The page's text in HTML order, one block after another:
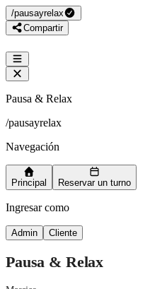
/pausayrelax
Compartir
Pausa & Relax
/pausayrelax
Navegación
Principal Reservar un turno
Ingresar como
Admin Cliente
Pausa & Relax